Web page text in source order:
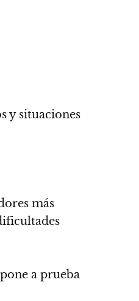
y situaciones
más
a prueba